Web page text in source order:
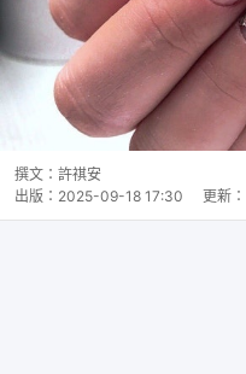
撰文： 許祺安
出版： 2025-09-18 17:30 更新：